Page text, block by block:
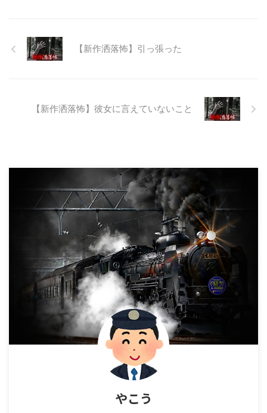
継続が不可能となってしまったら
しい。 そこに残ったのは無責任
【新作洒落怖】引っ張った
【新作洒落怖】彼女に言えていないこと
やこう